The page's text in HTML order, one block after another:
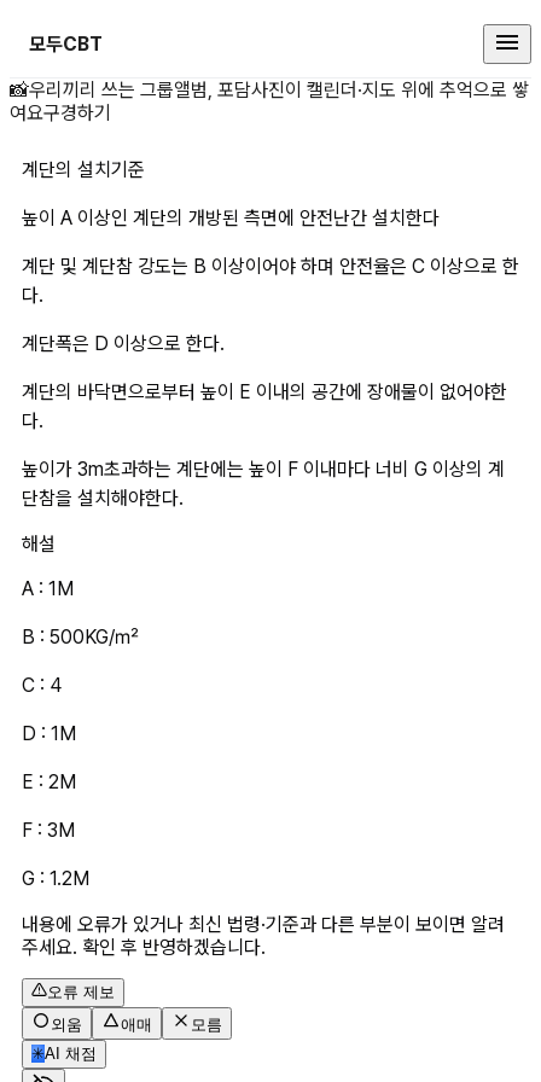
모두CBT
계단의 설치기준높이 A 이상인 계
📸우리끼리 쓰는 그룹앨범, 포담사진이 캘린더·지도 위에 추억으로 쌓
여요구경하기
계단의 설치기준
높이 A 이상인 계단의 개방된 측면에 안전난간 설치한다
계단 및 계단참 강도는 B 이상이어야 하며 안전율은 C 이상으로 한
다.
계단폭은 D 이상으로 한다.
계단의 바닥면으로부터 높이 E 이내의 공간에 장애물이 없어야한
다.
높이가 3m초과하는 계단에는 높이 F 이내마다 너비 G 이상의 계
단참을 설치해야한다.
해설
A : 1M
B : 500KG/㎡
C : 4
D : 1M
E : 2M
F : 3M
G : 1.2M
내용에 오류가 있거나 최신 법령·기준과 다른 부분이 보이면 알려
주세요. 확인 후 반영하겠습니다.
오류 제보
외움
애매
모름
✳AI 채점